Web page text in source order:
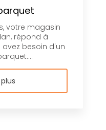
votre magasin
répond à
besoin d'un